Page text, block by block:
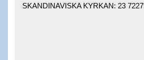
SKANDINAVISKA KYRKAN: 23